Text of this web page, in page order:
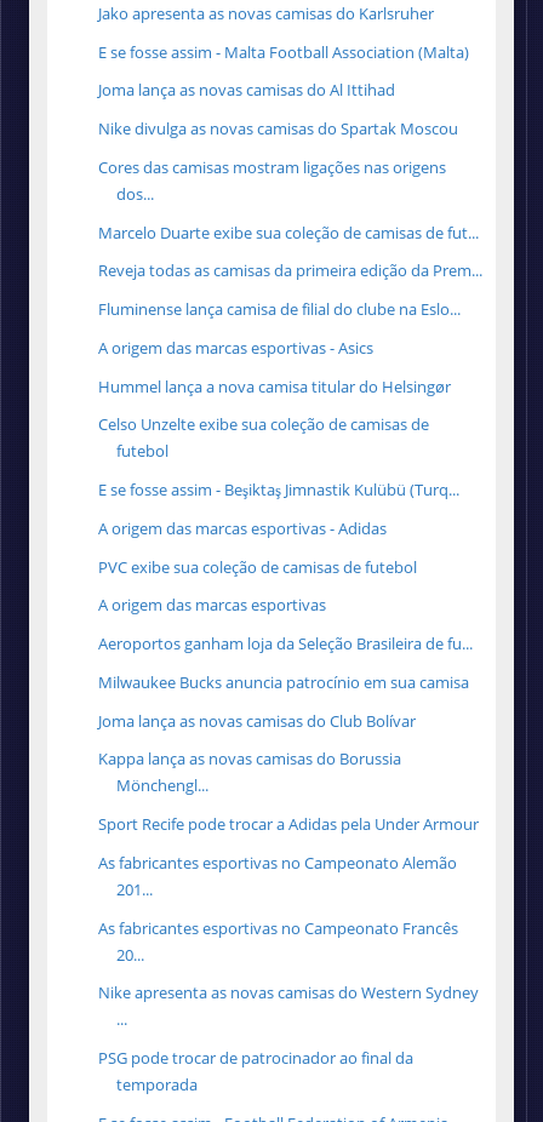
Jako apresenta as novas camisas do Karlsruher
E se fosse assim - Malta Football Association (Malta)
Joma lança as novas camisas do Al Ittihad
Nike divulga as novas camisas do Spartak Moscou
Cores das camisas mostram ligações nas origens
dos...
Marcelo Duarte exibe sua coleção de camisas de fut...
Reveja todas as camisas da primeira edição da Prem...
Fluminense lança camisa de filial do clube na Eslo...
A origem das marcas esportivas - Asics
Hummel lança a nova camisa titular do Helsingør
Celso Unzelte exibe sua coleção de camisas de
futebol
E se fosse assim - Beşiktaş Jimnastik Kulübü (Turq...
A origem das marcas esportivas - Adidas
PVC exibe sua coleção de camisas de futebol
A origem das marcas esportivas
Aeroportos ganham loja da Seleção Brasileira de fu...
Milwaukee Bucks anuncia patrocínio em sua camisa
Joma lança as novas camisas do Club Bolívar
Kappa lança as novas camisas do Borussia
Mönchengl...
Sport Recife pode trocar a Adidas pela Under Armour
As fabricantes esportivas no Campeonato Alemão
201...
As fabricantes esportivas no Campeonato Francês
20...
Nike apresenta as novas camisas do Western Sydney
...
PSG pode trocar de patrocinador ao final da
temporada